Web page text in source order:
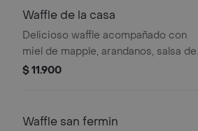
Waffle de la casa
Delicioso waffle acompañado con
miel de mapple, arandanos, salsa de
mora o salsa de chocolate y fruta de
$ 11.900
Waffle san fermin